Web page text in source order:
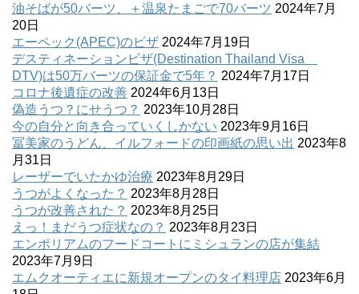
油そばが50バーツ、＋温泉たまごで70バーツ 2024年7月
20日
エーペック(APEC)のビザ 2024年7月19日
デスティネーションビザ(Destination Thailand Visa
DTV)は50万バーツの保証金で5年？ 2024年7月17日
コロナ後遺症の改善 2024年6月13日
偽造うつ？にせうつ？ 2023年10月28日
今の自分と向き合っていくしかない 2023年9月16日
冨美家のうどん、イルフォードの印画紙の思い出 2023年8
月31日
レーザーでいたかゆ治療 2023年8月29日
うつがよくなった？ 2023年8月28日
うつが改善された？ 2023年8月25日
えっ！まだうつ症状なの？ 2023年8月23日
エンポリアムのフードコートにミシュランの店が集結
2023年7月9日
エムクオーティエに新規オープンのタイ料理店 2023年6月